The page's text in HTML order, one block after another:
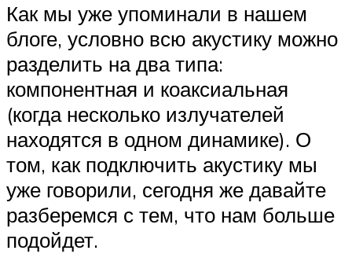
Как мы уже упоминали в нашем
блоге, условно всю акустику можно
разделить на два типа:
компонентная и коаксиальная
(когда несколько излучателей
находятся в одном динамике). О
том, как подключить акустику мы
уже говорили, сегодня же давайте
разберемся с тем, что нам больше
подойдет.